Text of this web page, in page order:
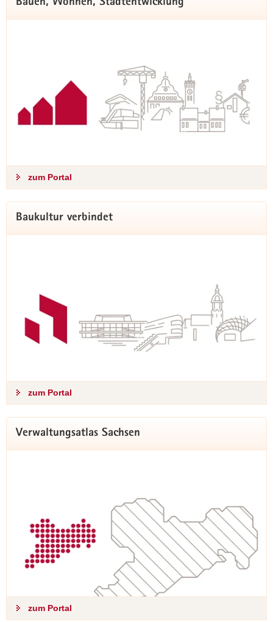
neuesten Informationen aus erster Hand. Neugierig? Dann
direkt abonnieren und nichts mehr verpassen!
hier abonnieren
Förderkompass
Überblick über unsere Programme
Förderungen, die das SMIL bereitstellt, grob eingeteilt in die
Bereiche "Mobilität", "Regionalentwicklung",
Bauen, Wohnen, Stadtentwicklung
zum Portal
Baukultur verbindet
zum Portal
Verwaltungsatlas Sachsen
zum Portal